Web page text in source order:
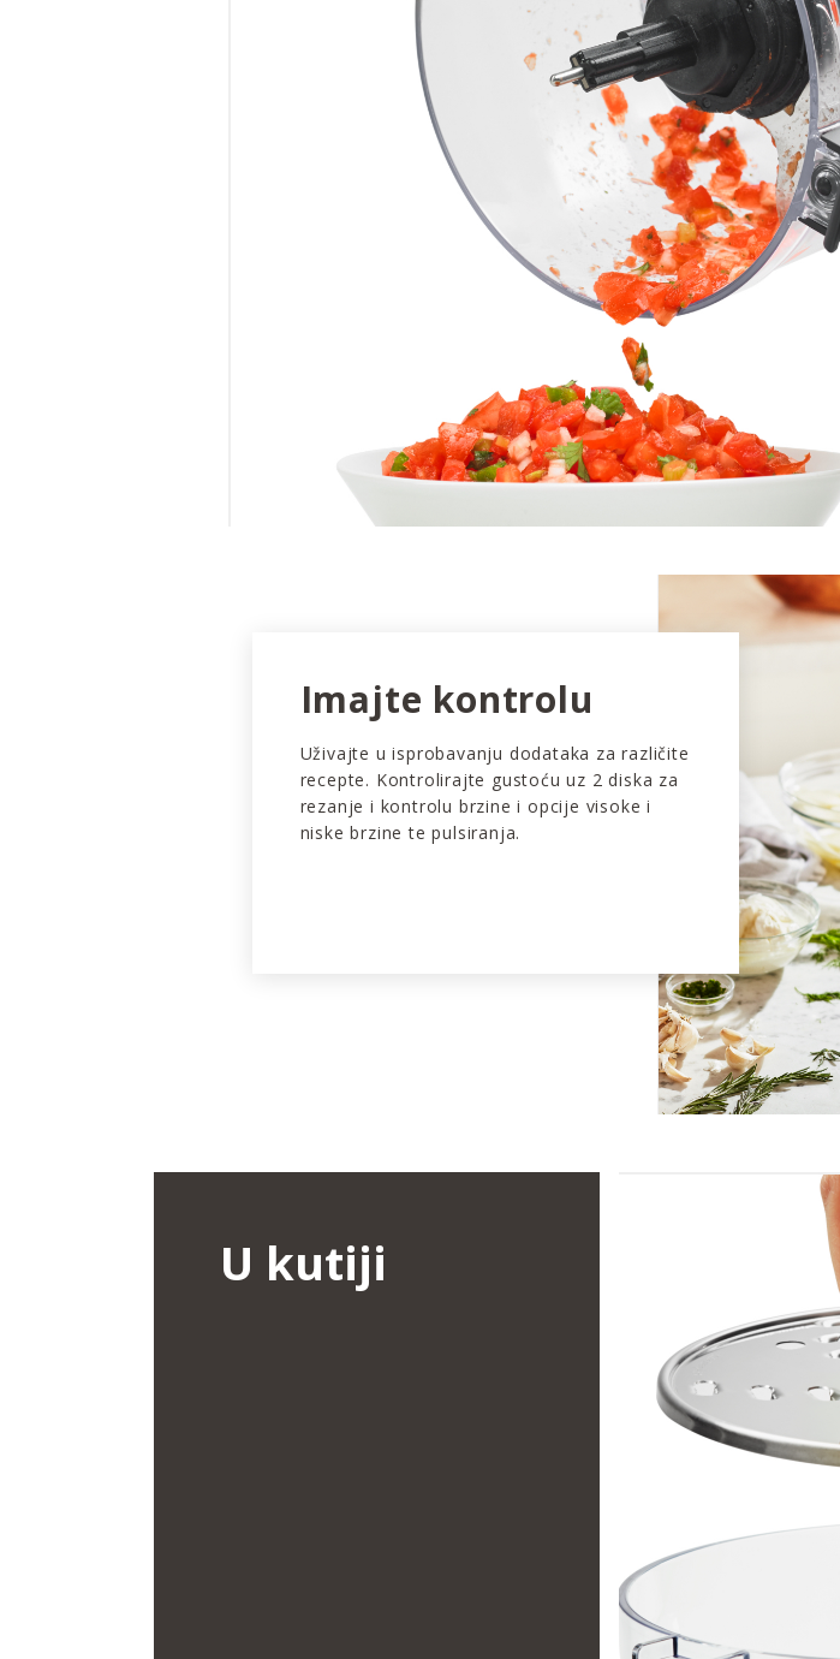
Imajte kontrolu
Uživajte u isprobavanju dodataka za različite
recepte. Kontrolirajte gustoću uz 2 diska za
rezanje i kontrolu brzine i opcije visoke i
niske brzine te pulsiranja.
U kutiji